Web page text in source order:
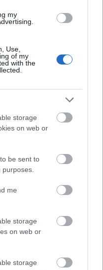
my
Use,
of my
with the
storage
on web or
be sent to
me
storage
on web or
storage
nappal a 30.
egy kirándulást az
található Rolls-
kollégám, Tamás is
kívül nem
múzeumon…